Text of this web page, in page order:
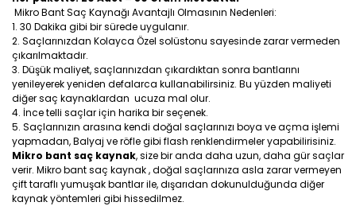
Mikro Bant Saç Kaynağı Avantajlı Olmasının Nedenleri:
30 Dakika gibi bir sürede uygulanır.
Saçlarınızdan Kolayca Özel solüstonu sayesinde zarar vermeden
çıkarılmaktadır.
Düşük maliyet, saçlarınızdan çıkardıktan sonra bantlarını
yenileyerek yeniden defalarca kullanabilirsiniz. Bu yüzden maliyeti
diğer saç kaynaklardan ucuza mal olur.
İnce telli saçlar için harika bir seçenek.
Saçlarınızın arasına kendi doğal saçlarınızı boya ve açma işlemi
yapmadan, Balyaj ve röfle gibi flash renklendirmeler yapabilirisiniz.
Mikro bant saç kaynak, size bir anda daha uzun, daha gür saçlar
verir. Mikro bant saç kaynak , doğal saçlarınıza asla zarar vermeyen
çift taraflı yumuşak bantlar ile, dışarıdan dokunulduğunda diğer
kaynak yöntemleri gibi hissedilmez.